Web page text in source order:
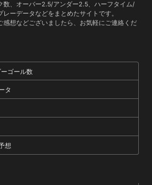
数、オーバー2.5/アンダー2.5、ハーフタイム/
レーデータなどをまとめたサイトです。
感想などございましたら、お気軽にご連絡くだ
ゴール数
タ
想